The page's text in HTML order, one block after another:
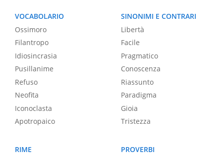
VOCABOLARIO
Ossimoro
Filantropo
Idiosincrasia
Pusillanime
Refuso
Neofita
Iconoclasta
Apotropaico
SINONIMI E CONTRARI
Libertà
Facile
Pragmatico
Conoscenza
Riassunto
Paradigma
Gioia
Tristezza
RIME
PROVERBI